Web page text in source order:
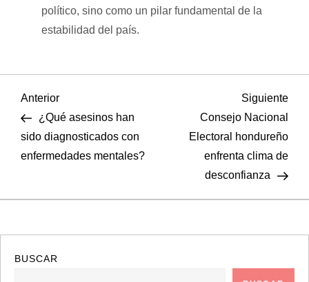
político, sino como un pilar fundamental de la
estabilidad del país.
N
a
v
e
g
a
Entrada
anterior
Anterior
¿Qué asesinos han
sido diagnosticados con
enfermedades mentales?
Siguiente
Consejo Nacional
Electoral hondureño
enfrenta clima de
desconfianza
BUSCAR